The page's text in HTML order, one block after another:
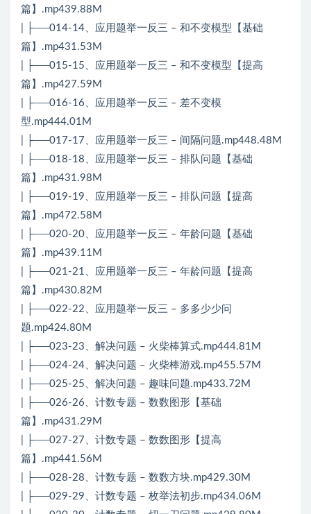
篇】.mp439.88M
| ├──014-14、应用题举一反三 – 和不变模型【基础
篇】.mp431.53M
| ├──015-15、应用题举一反三 – 和不变模型【提高
篇】.mp427.59M
| ├──016-16、应用题举一反三 – 差不变模
型.mp444.01M
| ├──017-17、应用题举一反三 – 间隔问题.mp448.48M
| ├──018-18、应用题举一反三 – 排队问题【基础
篇】.mp431.98M
| ├──019-19、应用题举一反三 – 排队问题【提高
篇】.mp472.58M
| ├──020-20、应用题举一反三 – 年龄问题【基础
篇】.mp439.11M
| ├──021-21、应用题举一反三 – 年龄问题【提高
篇】.mp430.82M
| ├──022-22、应用题举一反三 – 多多少少问
题.mp424.80M
| ├──023-23、解决问题 – 火柴棒算式.mp444.81M
| ├──024-24、解决问题 – 火柴棒游戏.mp455.57M
| ├──025-25、解决问题 – 趣味问题.mp433.72M
| ├──026-26、计数专题 – 数数图形【基础
篇】.mp431.29M
| ├──027-27、计数专题 – 数数图形【提高
篇】.mp441.56M
| ├──028-28、计数专题 – 数数方块.mp429.30M
| ├──029-29、计数专题 – 枚举法初步.mp434.06M